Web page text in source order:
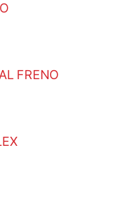
FRENO